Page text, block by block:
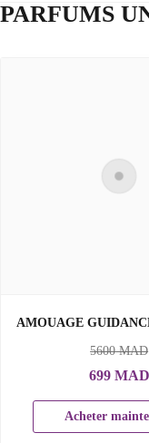
PARFUMS
AMOUAGE
5600MAD
699MAD
Acheter